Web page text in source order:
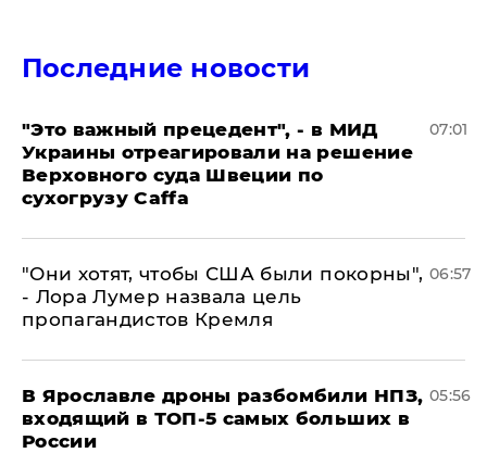
Последние новости
"Это важный прецедент", - в МИД
Украины отреагировали на решение
Верховного суда Швеции по
сухогрузу Caffa
07:01
"Они хотят, чтобы США были покорны",
- Лора Лумер назвала цель
пропагандистов Кремля
06:57
В Ярославле дроны разбомбили НПЗ,
входящий в ТОП-5 самых больших в
России
05:56